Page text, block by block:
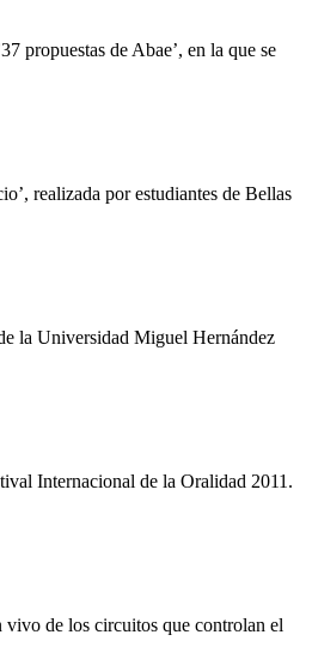
propuestas de Abae’, en la que se
realizada por estudiantes de Bellas
la Universidad Miguel Hernández
Internacional de la Oralidad 2011.
de los circuitos que controlan el